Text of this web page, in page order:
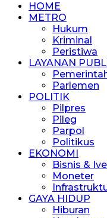
HOME
METRO
Hukum
Kriminal
Peristiwa
LAYANAN
Parlemen
POLITIK
Pilpres
Pileg
Parpol
Politikus
EKONOMI
Bisnis &
Moneter
GAYA HIDUP
Hiburan